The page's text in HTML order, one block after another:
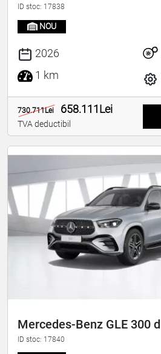
ID stoc: 17838
NOU
2026
1 km
730.711Lei 658.111Lei
TVA deductibil
Mercedes-Benz GLE 300
ID stoc: 17840